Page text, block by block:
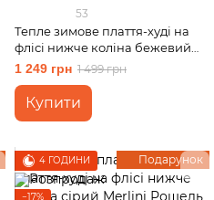
53
Тепле зимове плаття-худі на
флісі нижче коліна бежевий
Merlini Рошель 700001006,
розмір 46-48 (L-XL)
1 249 грн 1 499 грн
Купити
Подарунок
4 ГОДИНИ
−17%